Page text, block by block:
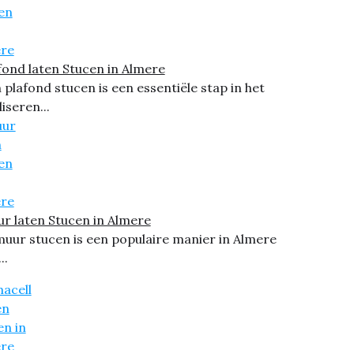
laten Stucen in Almere
plafond stucen is een essentiële stap in het
laten Stucen in Almere
stucen is een populaire manier in Almere